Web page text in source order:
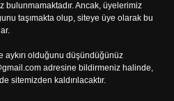
bulunmamaktadır. Ancak, üyelerimiz
taşımakta olup, siteye üye olarak bu
olduğunu düşündüğünüz
adresine bildirmeniz halinde,
sitemizden kaldırılacaktır.